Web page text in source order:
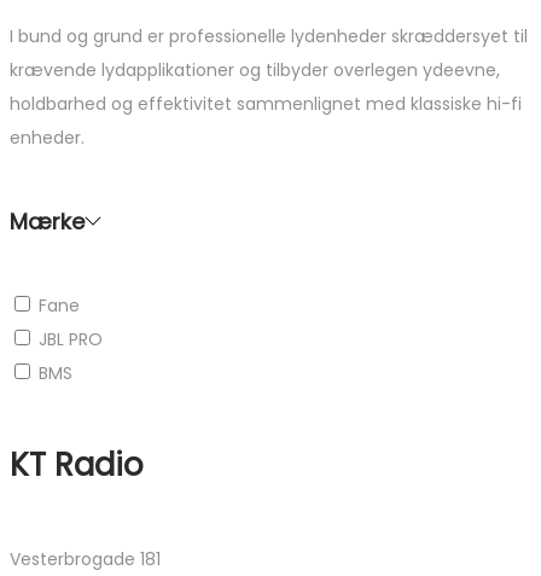
I bund og grund er professionelle lydenheder skræddersyet til
krævende lydapplikationer og tilbyder overlegen ydeevne,
holdbarhed og effektivitet sammenlignet med klassiske hi-fi
enheder.
Mærke
Fane
JBL PRO
BMS
KT Radio
Vesterbrogade 181